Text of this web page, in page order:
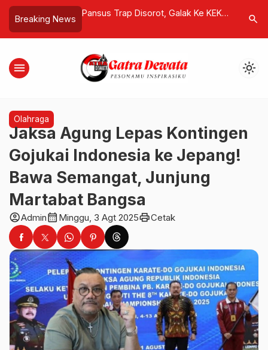
Breaking News
Galak Ke KEK
Sidakarya
“Buka Saja Pintunya…”: Kisah Haru
Balik Jeruji
search
menu light_mode
Olahraga
Jaksa Agung Lepas Kontingen
Gojukai Indonesia ke Jepang!
Bawa Semangat, Junjung
Martabat Bangsa
account_circleAdmincalendar_month Minggu, 3 Agt 2025printCetak